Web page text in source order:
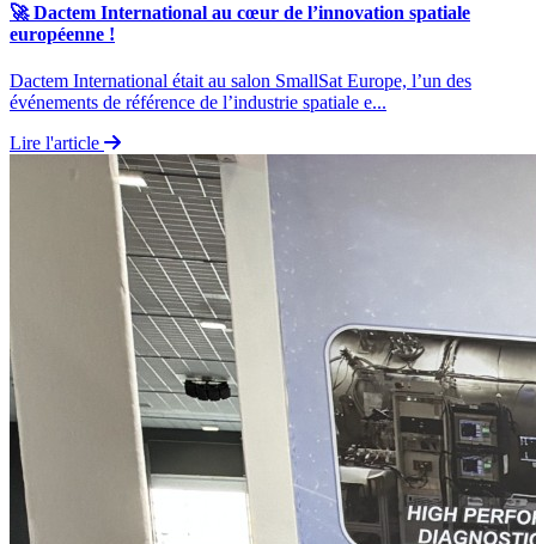
🚀 Dactem International au cœur de l’innovation spatiale
européenne !
Dactem International était au salon SmallSat Europe, l’un des
événements de référence de l’industrie spatiale e...
Lire l'article